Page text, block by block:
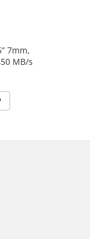
7mm,
MB/s